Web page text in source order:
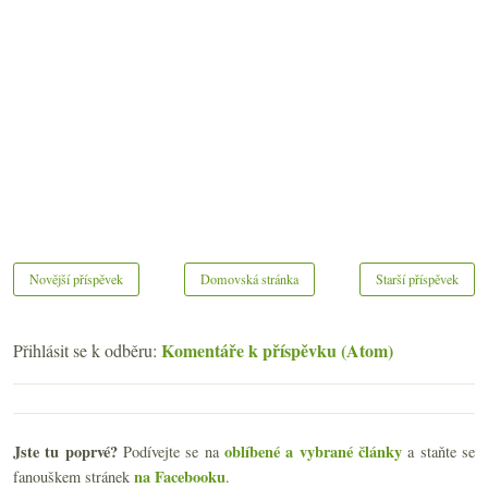
Novější příspěvek Starší příspěvek
Domovská stránka
Přihlásit se k odběru: Komentáře k příspěvku (Atom)
Jste tu poprvé?Podívejte se naoblíbené a vybrané články a staňte se
fanouškem stránek na Facebooku.